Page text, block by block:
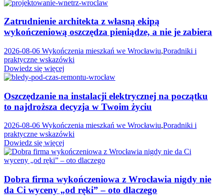
Zatrudnienie architekta z własną ekipą
wykończeniową oszczędza pieniądze, a nie je zabiera
2026-08-06 Wykończenia mieszkań we Wrocławiu,Poradniki i
praktyczne wskazówki
Dowiedz się więcej
Oszczędzanie na instalacji elektrycznej na początku
to najdroższa decyzja w Twoim życiu
2026-08-06 Wykończenia mieszkań we Wrocławiu,Poradniki i
praktyczne wskazówki
Dowiedz się więcej
Dobra firma wykończeniowa z Wrocławia nigdy nie
da Ci wyceny „od ręki” – oto dlaczego